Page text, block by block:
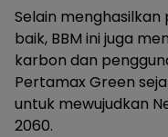
Selain
baik, BBM ini juga
karbon dan
Pertamax Green
untuk mewujudkan
2060.